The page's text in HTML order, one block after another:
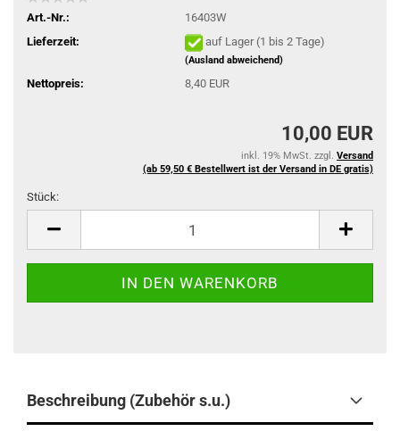
Art.-Nr.:
16403W
Lieferzeit:
auf Lager (1 bis 2 Tage)
(Ausland abweichend)
Nettopreis: 8,40 EUR
10,00 EUR
inkl. 19% MwSt. zzgl. Versand
(ab 59,50 € Bestellwert ist der Versand in DE gratis)
Stück:
Beschreibung (Zubehör s.u.)